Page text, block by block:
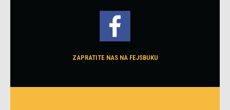
ZAPRATITE NAS NA FEJSBUKU